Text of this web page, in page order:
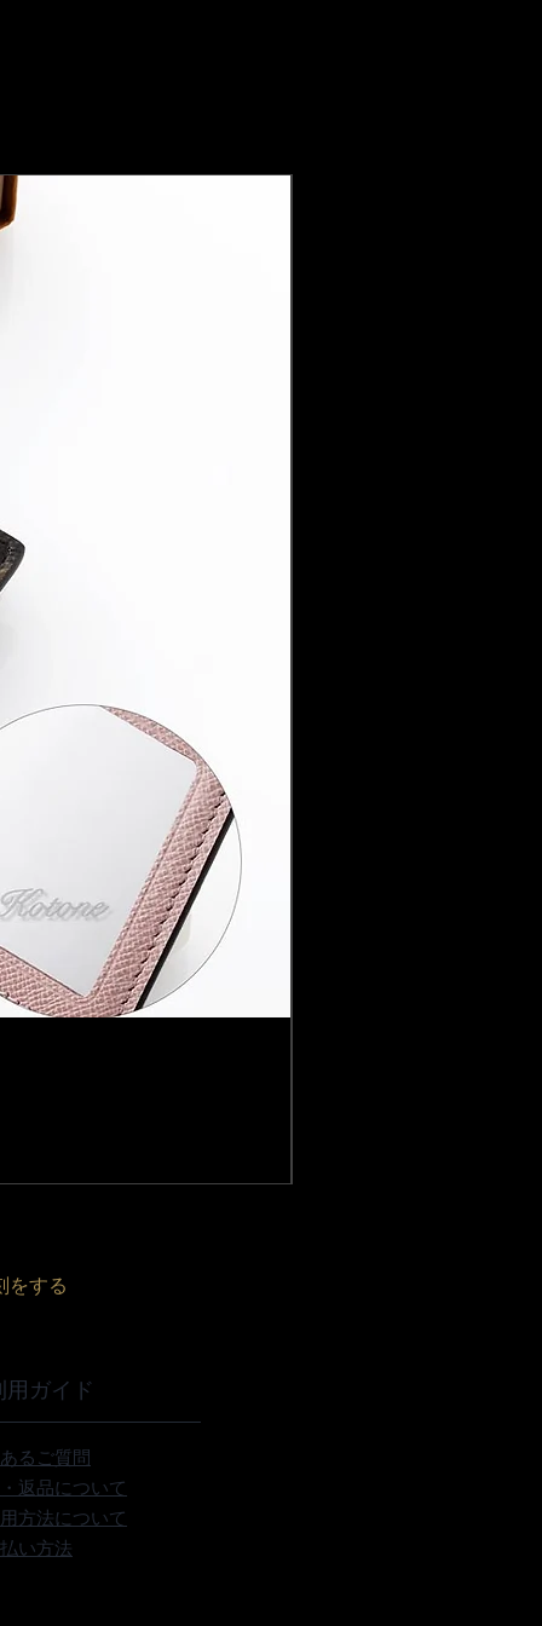
をする
用ガイド
るご質問
返品について
方法について
い方法